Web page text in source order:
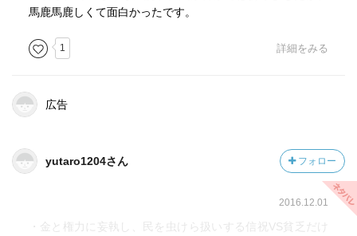
馬鹿馬鹿しくて面白かったです。
1 詳細をみる
広告
yutaro1204さん フォロー
2016.12.01
・金と権力に妄執し、民を虫けら扱いする信祝VS貧乏だけ